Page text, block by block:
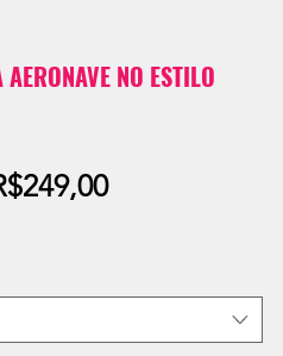
NO ESTILO
Preço